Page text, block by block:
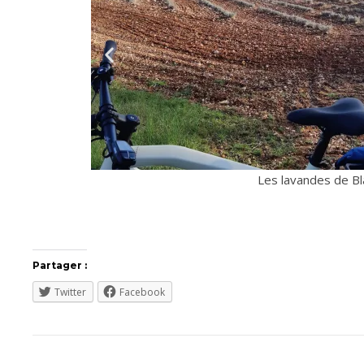
Un champ à
Partager :
Twitter Facebook